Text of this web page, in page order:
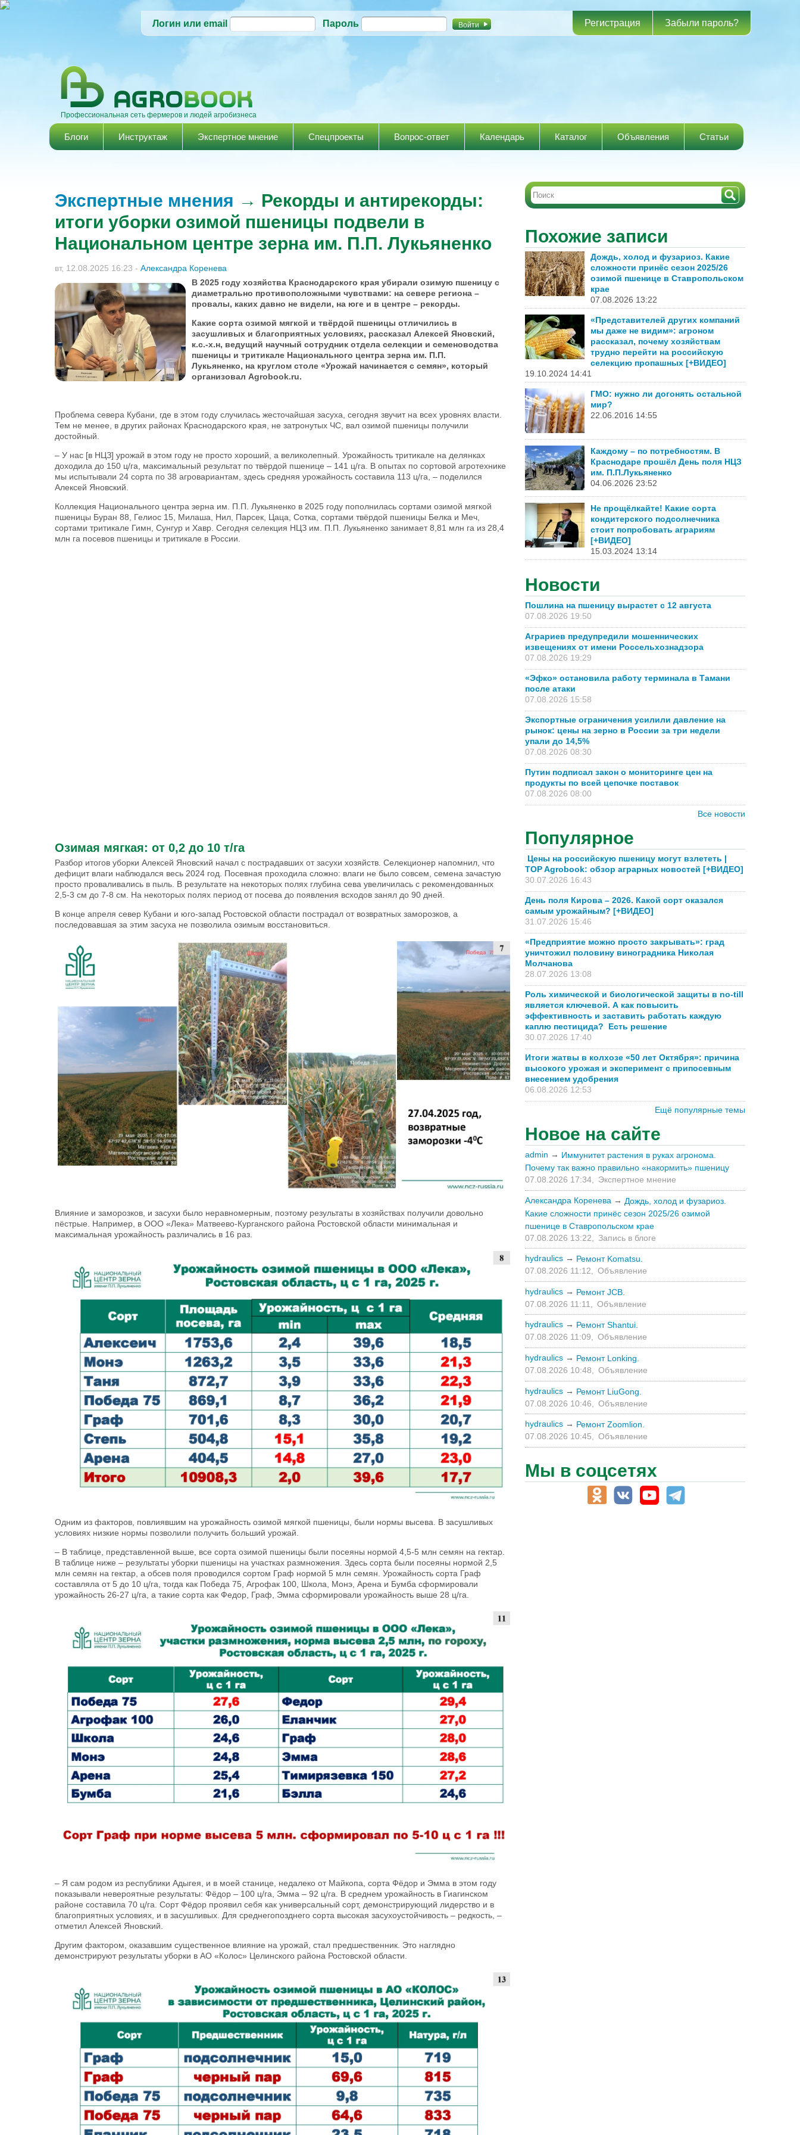
Перейти к
содержанию
Логин или email Пароль Регистрация Забыли пароль?
Профессиональная сеть фермеров и людей агробизнеса
Главное меню
Блоги Инструктаж Экспертное мнение Спецпроекты Вопрос-ответ Календарь Каталог Объявления Статьи
Экспертные мнения → Рекорды и антирекорды:
итоги уборки озимой пшеницы подвели в
Национальном центре зерна им. П.П. Лукьяненко
вт, 12.08.2025 16:23 - Александра Коренева
В 2025 году хозяйства Краснодарского края убирали озимую пшеницу с
диаметрально противоположными чувствами: на севере региона –
провалы, каких давно не видели, на юге и в центре – рекорды.
Какие сорта озимой мягкой и твёрдой пшеницы отличились в
засушливых и благоприятных условиях, рассказал Алексей Яновский,
к.с.-х.н, ведущий научный сотрудник отдела селекции и семеноводства
пшеницы и тритикале Национального центра зерна им. П.П.
Лукьяненко, на круглом столе «Урожай начинается с семян», который
организовал Agrobook.ru.
Проблема севера Кубани, где в этом году случилась жесточайшая засуха, сегодня звучит на всех уровнях власти.
Тем не менее, в других районах Краснодарского края, не затронутых ЧС, вал озимой пшеницы получили
достойный.
– У нас [в НЦЗ] урожай в этом году не просто хороший, а великолепный. Урожайность тритикале на делянках
доходила до 150 ц/га, максимальный результат по твёрдой пшенице – 141 ц/га. В опытах по сортовой агротехнике
мы испытывали 24 сорта по 38 агровариантам, здесь средняя урожайность составила 113 ц/га, – поделился
Алексей Яновский.
Коллекция Национального центра зерна им. П.П. Лукьяненко в 2025 году пополнилась сортами озимой мягкой
пшеницы Буран 88, Гелиос 15, Милаша, Нил, Парсек, Цаца, Сотка, сортами твёрдой пшеницы Белка и Меч,
сортами тритикале Гимн, Сунгур и Хавр. Сегодня селекция НЦЗ им. П.П. Лукьяненко занимает 8,81 млн га из 28,4
млн га посевов пшеницы и тритикале в России.
Озимая мягкая: от 0,2 до 10 т/га
Разбор итогов уборки Алексей Яновский начал с пострадавших от засухи хозяйств. Селекционер напомнил, что
дефицит влаги наблюдался весь 2024 год. Посевная проходила сложно: влаги не было совсем, семена зачастую
просто проваливались в пыль. В результате на некоторых полях глубина сева увеличилась с рекомендованных
2,5-3 см до 7-8 см. На некоторых полях период от посева до появления всходов занял до 90 дней.
В конце апреля север Кубани и юго-запад Ростовской области пострадал от возвратных заморозков, а
последовавшая за этим засуха не позволила озимым восстановиться.
Влияние и заморозков, и засухи было неравномерным, поэтому результаты в хозяйствах получили довольно
пёстрые. Например, в ООО «Лека» Матвеево-Курганского района Ростовской области минимальная и
максимальная урожайность различались в 16 раз.
Одним из факторов, повлиявшим на урожайность озимой мягкой пшеницы, были нормы высева. В засушливых
условиях низкие нормы позволили получить больший урожай.
– В таблице, представленной выше, все сорта озимой пшеницы были посеяны нормой 4,5-5 млн семян на гектар.
В таблице ниже – результаты уборки пшеницы на участках размножения. Здесь сорта были посеяны нормой 2,5
млн семян на гектар, а обсев поля проводился сортом Граф нормой 5 млн семян. Урожайность сорта Граф
составляла от 5 до 10 ц/га, тогда как Победа 75, Агрофак 100, Школа, Монэ, Арена и Бумба сформировали
урожайность 26-27 ц/га, а такие сорта как Федор, Граф, Эмма сформировали урожайность выше 28 ц/га.
– Я сам родом из республики Адыгея, и в моей станице, недалеко от Майкопа, сорта Фёдор и Эмма в этом году
показывали невероятные результаты: Фёдор – 100 ц/га, Эмма – 92 ц/га. В среднем урожайность в Гиагинском
районе составила 70 ц/га. Сорт Фёдор проявил себя как универсальный сорт, демонстрирующий лидерство и в
благоприятных условиях, и в засушливых. Для среднегопозднего сорта высокая засухоустойчивость – редкость, –
отметил Алексей Яновский.
Другим фактором, оказавшим существенное влияние на урожай, стал предшественник. Это наглядно
демонстрируют результаты уборки в АО «Колос» Целинского района Ростовской области.
Похожие записи
Дождь, холод и фузариоз. Какие
сложности принёс сезон 2025/26
озимой пшенице в Ставропольском
крае
07.08.2026 13:22
«Представителей других компаний
мы даже не видим»: агроном
рассказал, почему хозяйствам
трудно перейти на российскую
селекцию пропашных [+ВИДЕО]
19.10.2024 14:41
ГМО: нужно ли догонять остальной
мир?
22.06.2016 14:55
Каждому – по потребностям. В
Краснодаре прошёл День поля НЦЗ
им. П.П.Лукьяненко
04.06.2026 23:52
Не прощёлкайте! Какие сорта
кондитерского подсолнечника
стоит попробовать аграриям
[+ВИДЕО]
15.03.2024 13:14
Новости
Пошлина на пшеницу вырастет с 12 августа
07.08.2026 19:50
Аграриев предупредили мошеннических
извещениях от имени Россельхознадзора
07.08.2026 19:29
«Эфко» остановила работу терминала в Тамани
после атаки
07.08.2026 15:58
Экспортные ограничения усилили давление на
рынок: цены на зерно в России за три недели
упали до 14,5%
07.08.2026 08:30
Путин подписал закон о мониторинге цен на
продукты по всей цепочке поставок
07.08.2026 08:00
Все новости
Популярное
Цены на российскую пшеницу могут взлететь |
TOP Agrobook: обзор аграрных новостей [+ВИДЕО]
30.07.2026 16:43
День поля Кирова – 2026. Какой сорт оказался
самым урожайным? [+ВИДЕО]
31.07.2026 15:46
«Предприятие можно просто закрывать»: град
уничтожил половину виноградника Николая
Молчанова
28.07.2026 13:08
Роль химической и биологической защиты в no-till
является ключевой. А как повысить
эффективность и заставить работать каждую
каплю пестицида? Есть решение
30.07.2026 17:40
Итоги жатвы в колхозе «50 лет Октября»: причина
высокого урожая и эксперимент с припосевным
внесением удобрения
06.08.2026 12:53
Ещё популярные темы
Новое на сайте
admin → Иммунитет растения в руках агронома.
Почему так важно правильно «накормить» пшеницу
07.08.2026 17:34,
Экспертное мнение
Александра Коренева → Дождь, холод и фузариоз.
Какие сложности принёс сезон 2025/26 озимой
пшенице в Ставропольском крае
07.08.2026 13:22,
Запись в блоге
hydraulics → Ремонт Komatsu.
07.08.2026 11:12,
Объявление
hydraulics → Ремонт JCB.
07.08.2026 11:11,
Объявление
hydraulics → Ремонт Shantui.
07.08.2026 11:09, Объявление
hydraulics → Ремонт Lonking.
07.08.2026 10:48,
Объявление
hydraulics → Ремонт LiuGong.
07.08.2026 10:46,
Объявление
hydraulics → Ремонт Zoomlion.
07.08.2026 10:45,
Объявление
Мы в соцсетях